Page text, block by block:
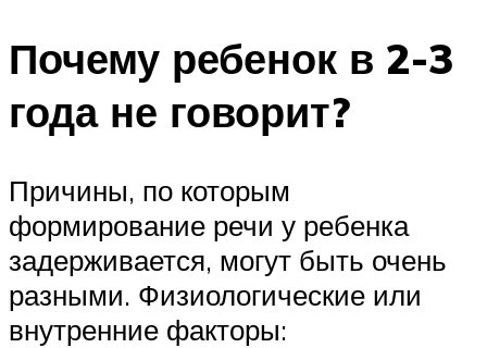
Почему ребенок в 2-3
года не говорит?
Причины, по которым
формирование речи у ребенка
задерживается, могут быть очень
разными. Физиологические или
внутренние факторы: